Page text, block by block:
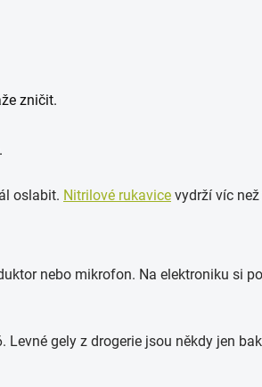
zničit.
oslabit. Nitrilové rukavice vydrží víc
nebo mikrofon. Na elektroniku si
Levné gely z drogerie jsou někdy jen